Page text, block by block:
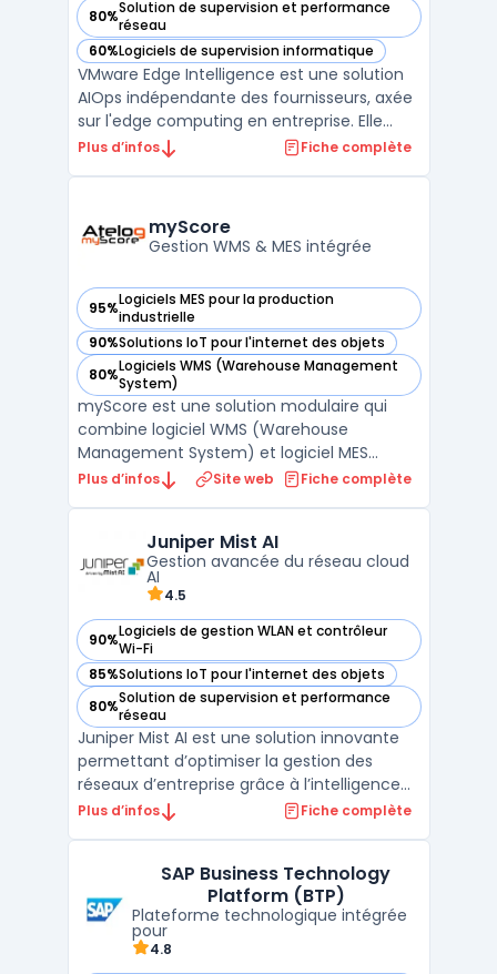
80%Solution de supervision et performance
réseau
— voir VMware Edge Network Intelligence dans cette
60%Logiciels de supervision informatique
— voir VMware Edge Network Intelligence dans cette
VMware Edge Intelligence est une solution
AIOps indépendante des fournisseurs, axée
sur l'edge computing en entreprise. Elle
assure la performance, la sécurité et
Plus d’infos Fiche complète
myScore
Gestion WMS & MES intégrée
95%Logiciels MES pour la production
industrielle
— voir myScore dans cette catégorie
90%Solutions IoT pour l'internet des objets
— voir myScore dans cette catégorie
80%Logiciels WMS (Warehouse Management
System)
— voir myScore dans cette catégorie
myScore est une solution modulaire qui
combine logiciel WMS (Warehouse
Management System) et logiciel MES
(Manufacturing Execution System) sur une
(réceptions, stockage, préparation de
commandes, expéditions) et le pilo ...
Plus d’infos Site web Fiche complète
Juniper Mist AI
Gestion avancée du réseau cloud
AI
4.5
90%Logiciels de gestion WLAN et contrôleur
Wi-Fi
— voir Juniper Mist AI dans cette catégorie
85%Solutions IoT pour l'internet des objets
— voir Juniper Mist AI dans cette catégorie
80%Solution de supervision et performance
réseau
— voir Juniper Mist AI dans cette catégorie
Juniper Mist AI est une solution innovante
permettant d’optimiser la gestion des
réseaux d’entreprise grâce à l’intelligence
artificielle. Conçu pour automatiser les
gestion cloud native pour assurer une
visibilité et un contrô ...
Plus d’infos Fiche complète
SAP Business Technology
Platform (BTP)
Plateforme technologique intégrée
pour
4.8